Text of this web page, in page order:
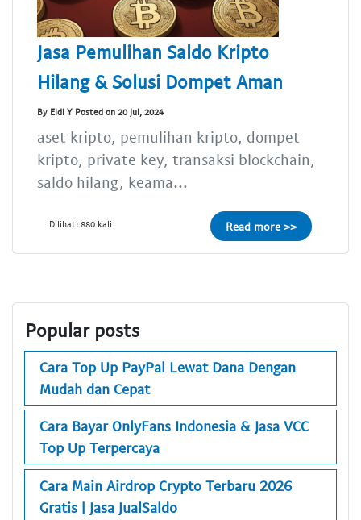
Jasa Pemulihan Saldo Kripto
Hilang & Solusi Dompet Aman
By Eldi Y Posted on 20 Jul, 2024
aset kripto, pemulihan kripto, dompet
kripto, private key, transaksi blockchain,
saldo hilang, keama...
Dilihat: 880 kali Read more >>
Popular posts
Cara Top Up PayPal Lewat Dana Dengan
Mudah dan Cepat
Cara Bayar OnlyFans Indonesia & Jasa VCC
Top Up Terpercaya
Cara Main Airdrop Crypto Terbaru 2026
Gratis | Jasa JualSaldo